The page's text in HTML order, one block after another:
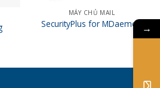
MÁY CHỦ MAIL
SecurityPlus for MDaemon →